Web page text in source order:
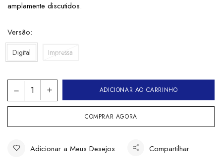
amplamente discutidos.
Versão
Digital Impressa
ADICIONAR AO CARRINHO
COMPRAR AGORA
Adicionar a Meus Desejos Compartilhar